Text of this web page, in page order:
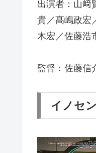
出演者：山﨑
貴／髙嶋政宏
木宏／佐藤浩
監督：佐藤信
イノセ